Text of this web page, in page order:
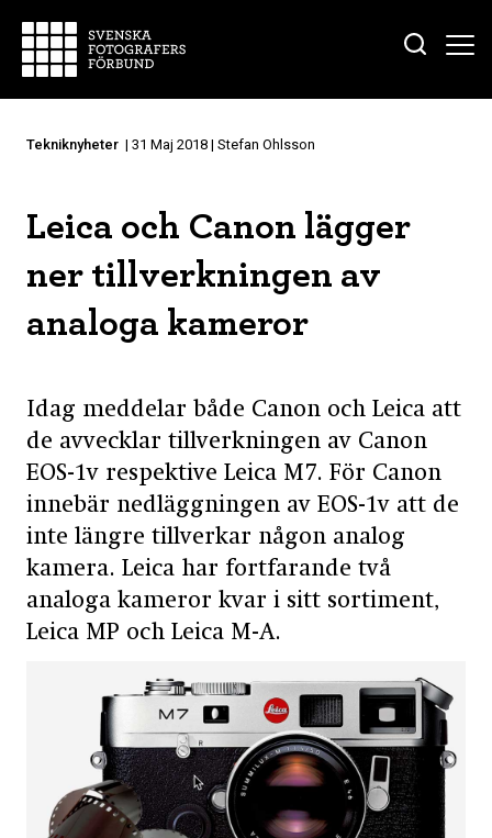
Tekniknyheter | 31 Maj 2018 | Stefan Ohlsson
Leica och Canon lägger
ner tillverkningen av
analoga kameror
Idag meddelar både Canon och Leica att
de avvecklar tillverkningen av Canon
EOS-1v respektive Leica M7. För Canon
innebär nedläggningen av EOS-1v att de
inte längre tillverkar någon analog
kamera. Leica har fortfarande två
analoga kameror kvar i sitt sortiment,
Leica MP och Leica M-A.